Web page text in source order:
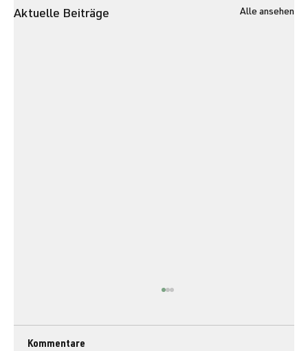
Aktuelle Beiträge Alle ansehen
Kommentare